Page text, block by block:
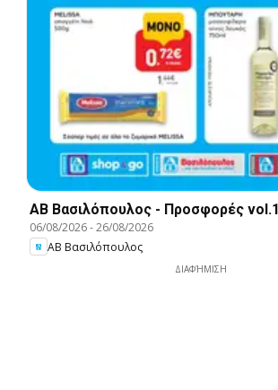
ΑΒ Βασιλόπουλος - Προσφορές vol.1
06/08/2026-26/08/2026
ΑΒ Βασιλόπουλος
ΔΙΑΦΉΜΙΣΗ